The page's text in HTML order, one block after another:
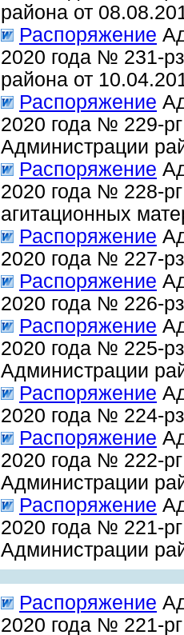
района от
Распоряжение
2020 года № 231-
района от
Распоряжение
2020 года № 229-
Администрации
Распоряжение
2020 года № 228-
агитационных
Распоряжение
2020 года № 227-
Распоряжение
2020 года № 226-
Распоряжение
2020 года № 225-
Администрации
Распоряжение
2020 года № 224-
Распоряжение
2020 года № 222-
Администрации
Распоряжение
2020 года № 221-
Администрации
Распоряжение
2020 года № 221-